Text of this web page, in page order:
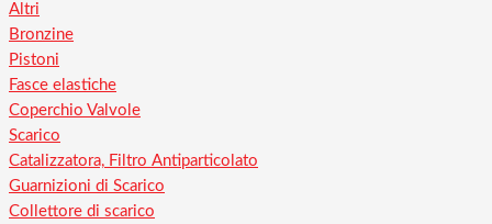
Altri
Bronzine
Pistoni
Fasce elastiche
Coperchio Valvole
Scarico
Catalizzatora, Filtro Antiparticolato
Guarnizioni di Scarico
Collettore di scarico